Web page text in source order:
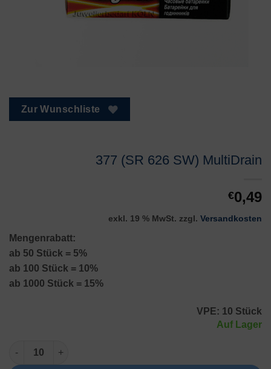
Zur Wunschliste
377 (SR 626 SW) MultiDrain
€0,49
exkl. 19 % MwSt. zzgl. Versandkosten
Mengenrabatt:
ab 50 Stück = 5%
ab 100 Stück = 10%
ab 1000 Stück = 15%
VPE: 10 Stück
Auf Lager
377 (SR 626 SW) MultiDrain Menge